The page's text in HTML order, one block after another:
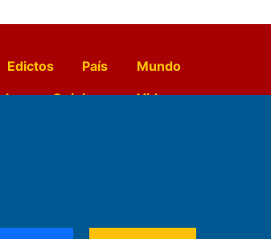
Edictos País
Mundo
Opinion
Videos